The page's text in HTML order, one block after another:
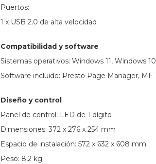
Puertos:
1 x USB 2.0 de alta velocidad
Compatibilidad y software
Sistemas operativos: Windows 11, Windows
Software incluido: Presto Page Manager, MF
Diseño y control
Panel de control: LED de 1 dígito
Dimensiones: 372 x 276 x 254 mm
Espacio de instalación: 572 x 632 x 608 mm
Peso: 8,2 kg